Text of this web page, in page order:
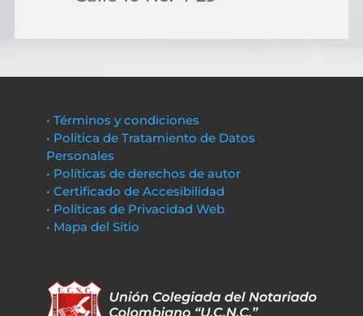
• Términos y condiciones
• Política de Tratamiento de Datos
Personales
• Políticas de derechos de autor
• Certificado de Accesibilidad
• Políticas de Privacidad Web
• Mapa del Sitio